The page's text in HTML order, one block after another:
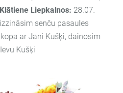
Klātiene Liepkalnos: 28.07.
senču pasaules
ar Jāni Kušķi, dainosim
Kušķi